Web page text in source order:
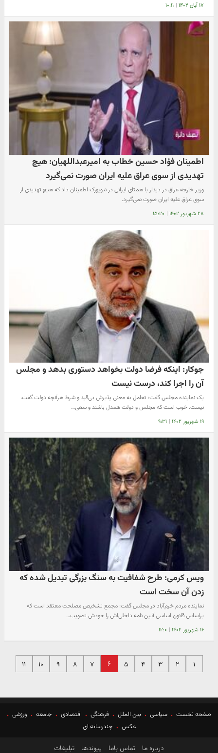
۱۷ آبان ۱۴۰۲ | ۱۰:۱۱
اطمینان فؤاد حسین خطاب به امیرعبداللهیان: هیچ
تهدیدی از سوی عراق علیه ایران صورت نمی‌گیرد
وزیر خارجه عراق در دیدار با همتای ایرانی در نیویورک اطمینان داد که هیچ تهدیدی از
سوی عراق علیه ایران صورت نمی‌گیرد.
۲۸ شهریور ۱۴۰۲ | ۱۵:۲۰
جوکار: اینکه فرضا دولت بخواهد دستوری بدهد و مجلس
آن را اجرا کند، درست نیست
یک نماینده مجلس گفت: تعامل به معنی پذیرش بی‌قید و شرط هرآنچه دولت گفت،
نیست. خوب است که مجلس و دولت همدل باشند و سعی…
۱۹ شهریور ۱۴۰۲ | ۹:۳۱
ویس‌ کرمی: طرح شفافیت به سنگ بزرگی تبدیل شده که
زدن آن سخت است
نماینده مردم خرم‌آباد در مجلس گفت: مجمع تشخیص مصلحت معتقد است که
براساس قانون اساسی آیین نامه داخلی‌اش را خودش تصویب…
۱۶ شهریور ۱۴۰۲ | ۱۲:۰
۱ ۲ ۳ ۴ ۵ ۶ ۷ ۸ ۹ ۱۰ ۱۱
صفحه نخست سیاسی بین الملل فرهنگی اقتصادی جامعه
ورزشی
عکس
چندرسانه ای
درباره ما تماس باما پیوندها تبلیغات